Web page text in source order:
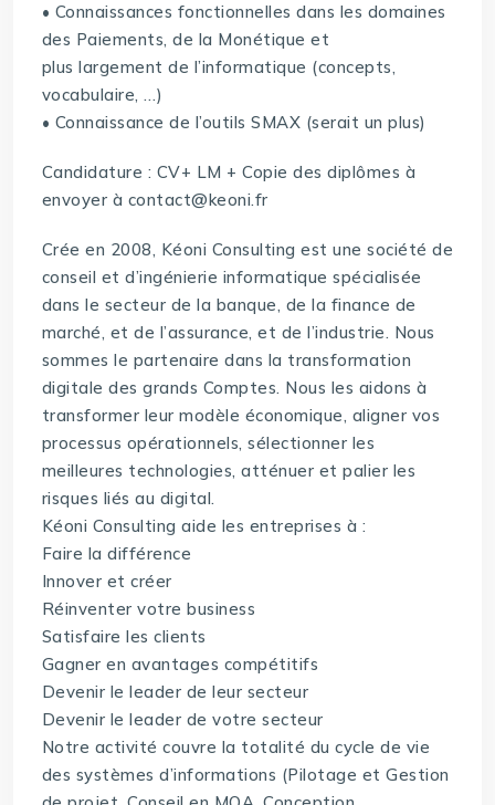
• Connaissances fonctionnelles dans les domaines
des Paiements, de la Monétique et
plus largement de l’informatique (concepts,
vocabulaire, …)
• Connaissance de l’outils SMAX (serait un plus)
Candidature : CV+ LM + Copie des diplômes à
envoyer à contact@keoni.fr
Crée en 2008, Kéoni Consulting est une société de
conseil et d’ingénierie informatique spécialisée
dans le secteur de la banque, de la finance de
marché, et de l’assurance, et de l’industrie. Nous
sommes le partenaire dans la transformation
digitale des grands Comptes. Nous les aidons à
transformer leur modèle économique, aligner vos
processus opérationnels, sélectionner les
meilleures technologies, atténuer et palier les
risques liés au digital.
Kéoni Consulting aide les entreprises à :
Faire la différence
Innover et créer
Réinventer votre business
Satisfaire les clients
Gagner en avantages compétitifs
Devenir le leader de leur secteur
Devenir le leader de votre secteur
Notre activité couvre la totalité du cycle de vie
des systèmes d’informations (Pilotage et Gestion